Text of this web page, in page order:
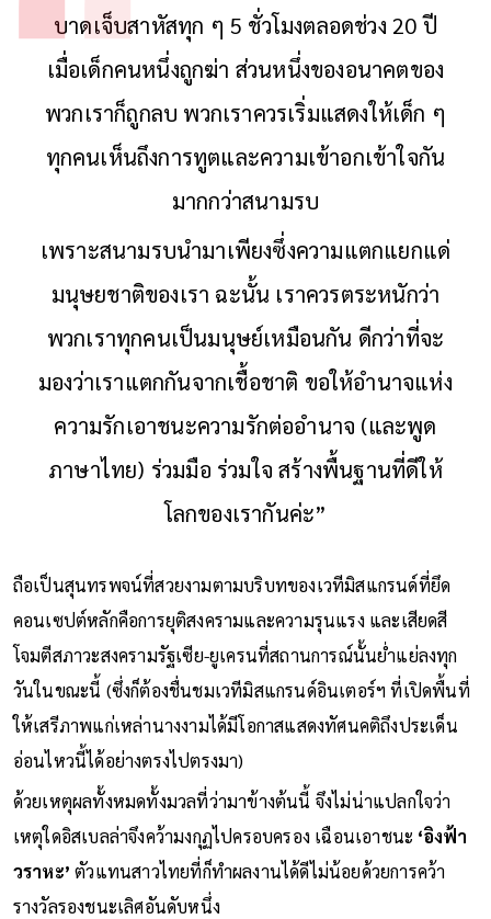
บาดเจ็บสาหัสทุก ๆ 5 ชั่วโมงตลอดช่วง 20 ปี
เมื่อเด็กคนหนึ่งถูกฆ่า ส่วนหนึ่งของอนาคตของ
พวกเราก็ถูกลบ พวกเราควรเริ่มแสดงให้เด็ก ๆ
ทุกคนเห็นถึงการทูตและความเข้าอกเข้าใจกัน
มากกว่าสนามรบ
เพราะสนามรบนำมาเพียงซึ่งความแตกแยกแด่
มนุษยชาติของเรา ฉะนั้น เราควรตระหนักว่า
พวกเราทุกคนเป็นมนุษย์เหมือนกัน ดีกว่าที่จะ
มองว่าเราแตกกันจากเชื้อชาติ ขอให้อำนาจแห่ง
ความรักเอาชนะความรักต่ออำนาจ (และพูด
ภาษาไทย) ร่วมมือ ร่วมใจ สร้างพื้นฐานที่ดีให้
โลกของเรากันค่ะ”
ถือเป็นสุนทรพจน์ที่สวยงามตามบริบทของเวทีมิสแกรนด์ที่ยึด
คอนเซปต์หลักคือการยุติสงครามและความรุนแรง และเสียดสี
โจมตีสภาวะสงครามรัฐเซีย-ยูเครนที่สถานการณ์นั้นย่ำแย่ลงทุก
วันในขณะนี้ (ซึ่งก็ต้องชื่นชมเวทีมิสแกรนด์อินเตอร์ฯ ที่เปิดพื้นที่
ให้เสรีภาพแก่เหล่านางงามได้มีโอกาสแสดงทัศนคติถึงประเด็น
อ่อนไหวนี้ได้อย่างตรงไปตรงมา)
ด้วยเหตุผลทั้งหมดทั้งมวลที่ว่ามาข้างต้นนี้ จึงไม่น่าแปลกใจว่า
เหตุใดอิสเบลล่าจึงคว้ามงกุฏไปครอบครอง เฉือนเอาชนะ ‘อิงฟ้า
วราหะ’ตัวแทนสาวไทยที่ก็ทำผลงานได้ดีไม่น้อยด้วยการคว้า
รางวัลรองชนะเลิศอันดับหนึ่ง